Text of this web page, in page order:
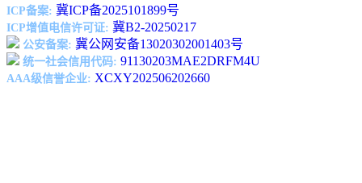
ICP备案: 冀ICP备2025101899号
ICP增值电信许可证: 冀B2-20250217
公安备案: 冀公网安备13020302001403号
统一社会信用代码: 91130203MAE2DRFM4U
AAA级信誉企业: XCXY202506202660